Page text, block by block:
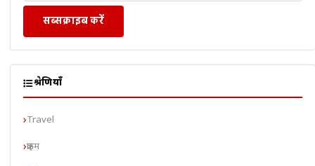
सब्सक्राइब करें
श्रेणियाँ
Travel
क्राइम